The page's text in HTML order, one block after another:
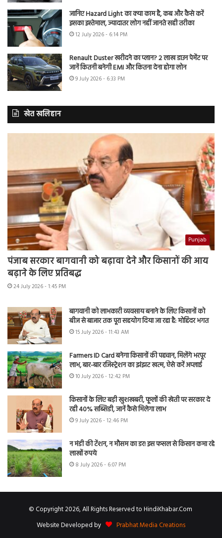
जानिए Hazard Light का क्या काम है, कब और कैसे करें
इसका इस्तेमाल, ज्यादातर लोग नहीं जानते सही तरीका
12 July 2026 - 6:14 PM
Renault Duster खरीदने का प्लान? 2 लाख डाउन पेमेंट पर
जानें कितनी बनेगी EMI और कितना देना होगा लोन
9 July 2026 - 6:33 PM
खेत खलिहान
Punjab
पंजाब सरकार बागवानी को बढ़ावा देने और किसानों की आय
बढ़ाने के लिए प्रतिबद्ध
24 July 2026 - 1:45 PM
बागवानी को लाभकारी व्यवसाय बनाने के लिए किसानों को
बीज से बाजार तक पूरा सहयोग दिया जा रहा है: मोहिंदर भगत
15 July 2026 - 11:43 AM
Farmers ID Card बनेगा किसानों की पहचान, मिलेंगे भरपूर
लाभ, बार-बार रजिस्ट्रेशन का झंझट खत्म, ऐसे करें अप्लाई
10 July 2026 - 12:42 PM
किसानों के लिए बड़ी खुशखबरी, फूलों की खेती पर सरकार दे
रही 40% सब्सिडी, जानें कैसे मिलेगा लाभ
9 July 2026 - 12:46 PM
न मंडी की टेंशन, न मौसम का डर! इस फसल से किसान कमा रहे
लाखों रुपये
8 July 2026 - 6:07 PM
© Copyright 2026, All Rights Reserved to HindiKhabar.Com
Website Developed by
Prabhat Media Creations